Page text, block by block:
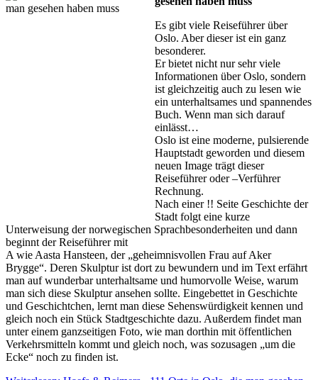
Es gibt viele Reiseführer über
Oslo. Aber dieser ist ein ganz
besonderer.
Er bietet nicht nur sehr viele
Informationen über Oslo, sondern
ist gleichzeitig auch zu lesen wie
ein unterhaltsames und spannendes
Buch. Wenn man sich darauf
einlässt…
Oslo ist eine moderne, pulsierende
Hauptstadt geworden und diesem
neuen Image trägt dieser
Reiseführer oder –Verführer
Rechnung.
Nach einer !! Seite Geschichte der
Stadt folgt eine kurze
Unterweisung der norwegischen Sprachbesonderheiten und dann
beginnt der Reiseführer mit
A wie Aasta Hansteen, der „geheimnisvollen Frau auf Aker
Brygge“. Deren Skulptur ist dort zu bewundern und im Text erfährt
man auf wunderbar unterhaltsame und humorvolle Weise, warum
man sich diese Skulptur ansehen sollte. Eingebettet in Geschichte
und Geschichtchen, lernt man diese Sehenswürdigkeit kennen und
gleich noch ein Stück Stadtgeschichte dazu. Außerdem findet man
unter einem ganzseitigen Foto, wie man dorthin mit öffentlichen
Verkehrsmitteln kommt und gleich noch, was sozusagen „um die
Ecke“ noch zu finden ist.